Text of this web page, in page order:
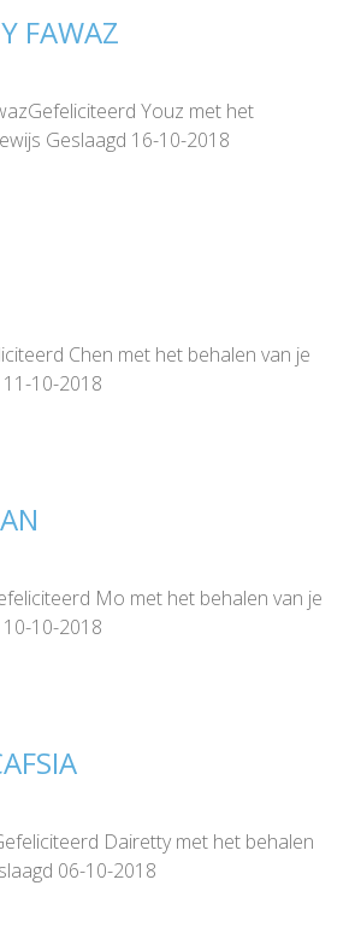
FAWAZ
Gefeliciteerd Youz met het
Geslaagd 16-10-2018
Chen met het behalen van je
10-2018
Mo met het behalen van je
10-2018
Dairetty met het behalen
06-10-2018